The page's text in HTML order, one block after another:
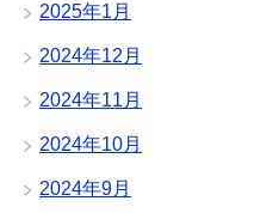
2025年1月
2024年12月
2024年11月
2024年10月
2024年9月